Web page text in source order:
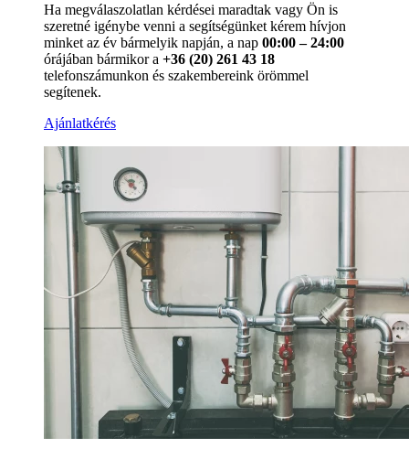
Ha megválaszolatlan kérdései maradtak vagy Ön is
szeretné igénybe venni a segítségünket kérem hívjon
minket az év bármelyik napján, a nap 00:00 – 24:00
órájában bármikor a +36 (20) 261 43 18
telefonszámunkon és szakembereink örömmel
segítenek.
Ajánlatkérés